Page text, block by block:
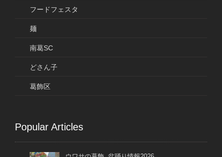
フードフェスタ
麺
南葛SC
どさん子
葛飾区
Popular Articles